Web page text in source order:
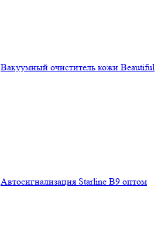
Вакуумный очиститель кожи Beautiful
Автосигнализация Starline B9 оптом